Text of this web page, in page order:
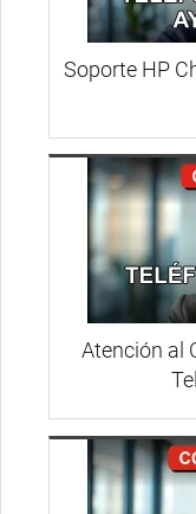
Soporte HP
Atención al